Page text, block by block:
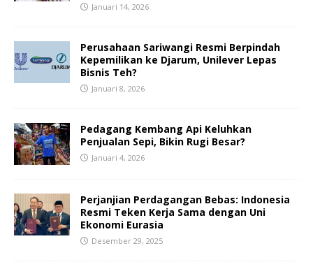
Januari 14, 2026
Perusahaan Sariwangi Resmi Berpindah
Kepemilikan ke Djarum, Unilever Lepas
Bisnis Teh?
Januari 8, 2026
Pedagang Kembang Api Keluhkan
Penjualan Sepi, Bikin Rugi Besar?
Januari 4, 2026
Perjanjian Perdagangan Bebas: Indonesia
Resmi Teken Kerja Sama dengan Uni
Ekonomi Eurasia
Desember 29, 2025